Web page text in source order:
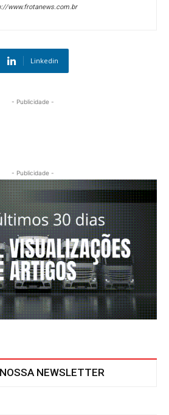
www.frotanews.com.br
Linkedin
- Publicidade -
- Publicidade -
NEWSLETTER